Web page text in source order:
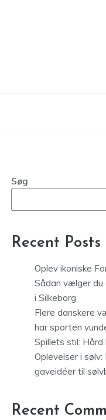
Søg
Recent Posts
Oplev ikoniske
Sådan vælger du
i Silkeborg
Flere danskere
har sporten
Spillets stil:
Oplevelser i
gaveidéer til
Recent